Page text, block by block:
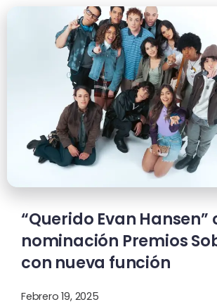
“Querido Evan Hansen”
nominación Premios
con nueva función
Febrero 19, 2025